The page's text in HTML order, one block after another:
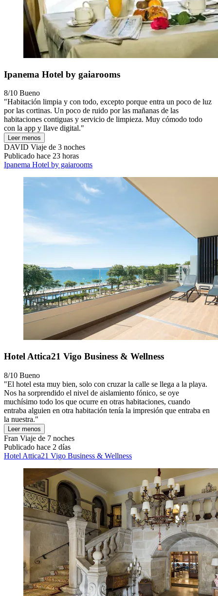
Ipanema Hotel by gaiarooms
8/10 Bueno
"Habitación limpia y con todo, excepto porque entra un poco de luz
por las cortinas. Un poco de ruido por las mañanas de las
habitaciones contiguas y servicio de limpieza. Muy cómodo todo
con la app y llave digital."
Leer menos
DAVID Viaje de 3 noches
Publicado hace 23 horas
Ipanema Hotel by gaiarooms
Hotel Attica21 Vigo Business & Wellness
8/10 Bueno
"El hotel esta muy bien, solo con cruzar la calle se llega a la playa.
Nos ha sorprendido el nivel de aislamiento fónico, se oye
muchísimo todo los que ocurre en otras habitaciones, cuando
entraba alguien en otra habitación tenía la impresión que entraba en
la nuestra."
Leer menos
Fran Viaje de 7 noches
Publicado hace 2 días
Hotel Attica21 Vigo Business & Wellness